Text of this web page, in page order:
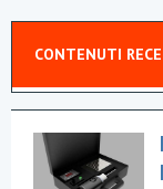
CONTENUTI